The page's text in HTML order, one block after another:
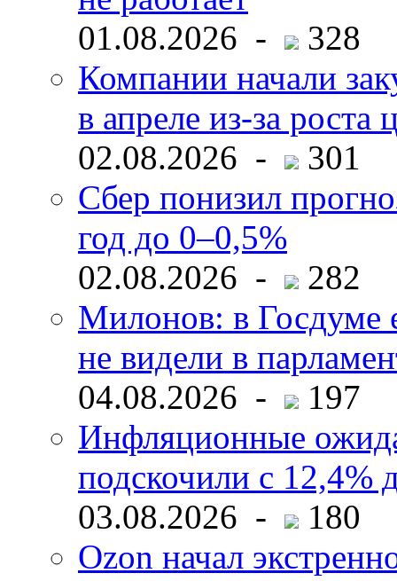
01.08.2026 -
328
Компании начали
в апреле из-за роста
02.08.2026 -
301
Сбер понизил
год до 0–0,5%
02.08.2026 -
282
Милонов: в Госдуме
не видели в
04.08.2026 -
197
Инфляционные
подскочили с 12,4%
03.08.2026 -
180
Ozon начал